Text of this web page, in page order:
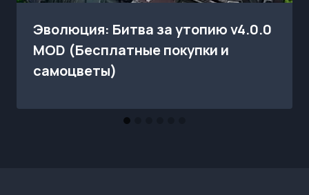
Эволюция: Битва за утопию v4.0.0
MOD (Бесплатные покупки и
самоцветы)